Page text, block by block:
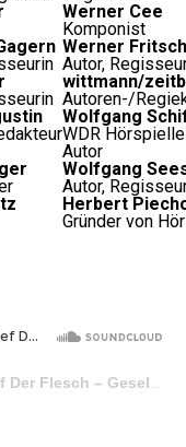
Werner Cee
Komponist
Werner Fritsch
Autor,
wittmann/
Autoren-/
Wolfgang
WDR
Autor
Wolfgang
Autor,
Herbert
Gründer von
Flesch – Gesellschaft